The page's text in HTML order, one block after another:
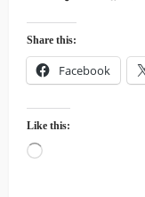
Share this:
Facebook
Like this:
Loading…